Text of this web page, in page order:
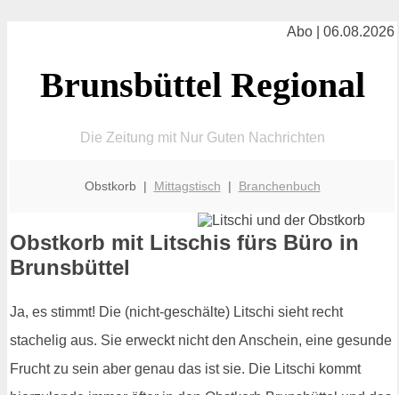
Abo | 06.08.2026
Brunsbüttel Regional
Die Zeitung mit Nur Guten Nachrichten
Obstkorb | Mittagstisch | Branchenbuch
Obstkorb mit Litschis fürs Büro in
Brunsbüttel
Ja, es stimmt! Die (nicht-geschälte) Litschi sieht recht
stachelig aus. Sie erweckt nicht den Anschein, eine gesunde
Frucht zu sein aber genau das ist sie. Die Litschi kommt